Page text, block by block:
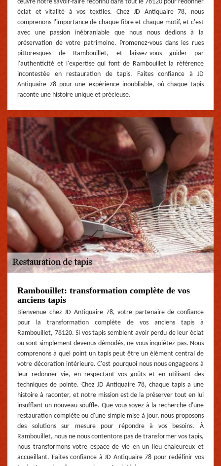
œuvre notre savoir-faire reconnu dans tout le 78120 pour redonner
éclat et vitalité à vos textiles. Chez JD Antiquaire 78, nous
comprenons l'importance de chaque fibre et chaque motif, et c'est
avec une passion inébranlable que nous nous dédions à la
préservation de votre patrimoine. Promenez-vous dans les rues
pittoresques de Rambouillet, et laissez-vous guider par
l'authenticité et l'expertise qui font de Rambouillet la référence
incontestée en restauration de tapis. Faites confiance à JD
Antiquaire 78 pour une expérience inoubliable, où chaque tapis
raconte une histoire unique et précieuse.
Rambouillet: transformation complète de vos
anciens tapis
Bienvenue chez JD Antiquaire 78, votre partenaire de confiance
pour la transformation complète de vos anciens tapis à
Rambouillet, 78120. Si vos tapis semblent avoir perdu de leur éclat
ou sont simplement devenus démodés, ne vous inquiétez pas. Nous
comprenons à quel point un tapis peut être un élément central de
votre décoration intérieure. C'est pourquoi nous nous engageons à
leur redonner vie, en respectant vos goûts et en utilisant des
techniques de pointe. Chez JD Antiquaire 78, chaque tapis a une
histoire à raconter, et notre mission est de la préserver tout en lui
insufflant un nouveau souffle. Que vous soyez à la recherche d'une
restauration complète ou d'une simple mise à jour, nous proposons
des solutions sur mesure pour répondre à vos besoins. À
Rambouillet, nous ne nous contentons pas de transformer vos tapis,
nous transformons votre espace de vie en un lieu chaleureux et
accueillant. Faites confiance à JD Antiquaire 78 pour redéfinir vos